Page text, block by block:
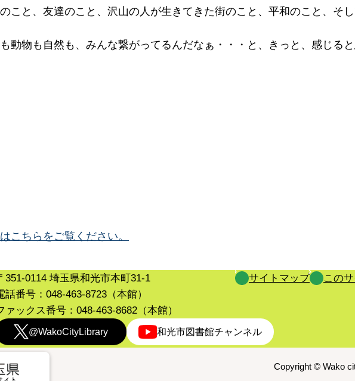
こと、友達のこと、沢山の人が生きてきた街のこと、平和のこと、そ
動物も自然も、みんな繋がってるんだなぁ・・・と、きっと、感じると
こちらをご覧ください。
351-0114 埼玉県和光市本町31-1
話番号：048-463-8723（本館）
ァックス番号：048-463-8682（本館）
@WakoCityLibrary 和光市図書館チャンネル
サイトマップ この
Copyright © Wako